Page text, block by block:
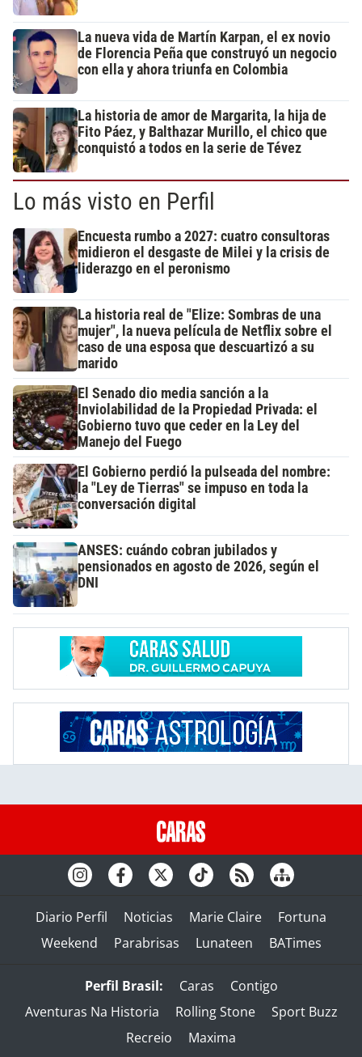
La nueva vida de Martín Karpan, el ex novio
de Florencia Peña que construyó un negocio
con ella y ahora triunfa en Colombia
La historia de amor de Margarita, la hija de
Fito Páez, y Balthazar Murillo, el chico que
conquistó a todos en la serie de Tévez
Lo más visto en Perfil
Encuesta rumbo a 2027: cuatro consultoras
midieron el desgaste de Milei y la crisis de
liderazgo en el peronismo
La historia real de "Elize: Sombras de una
mujer", la nueva película de Netflix sobre el
caso de una esposa que descuartizó a su
marido
El Senado dio media sanción a la
Inviolabilidad de la Propiedad Privada: el
Gobierno tuvo que ceder en la Ley del
Manejo del Fuego
El Gobierno perdió la pulseada del nombre:
la "Ley de Tierras" se impuso en toda la
conversación digital
ANSES: cuándo cobran jubilados y
pensionados en agosto de 2026, según el
DNI
Diario Perfil Noticias Marie Claire
Fortuna
Weekend
Parabrisas Lunateen BATimes
Perfil Brasil: Caras
Contigo
Aventuras Na Historia
Rolling Stone
Sport Buzz
Recreio
Maxima